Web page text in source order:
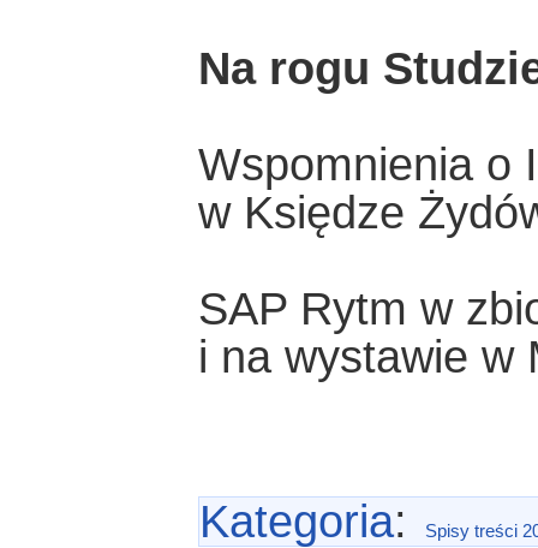
Na rogu
Wspomnienia o
w Księdze
SAP Rytm w
i na wystawie w
Kategoria: Spisy treści